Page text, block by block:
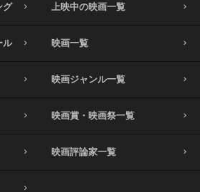
グ 上映中の映画一覧
ル 映画一覧
映画ジャンル一覧
映画賞・映画祭一覧
映画評論家一覧